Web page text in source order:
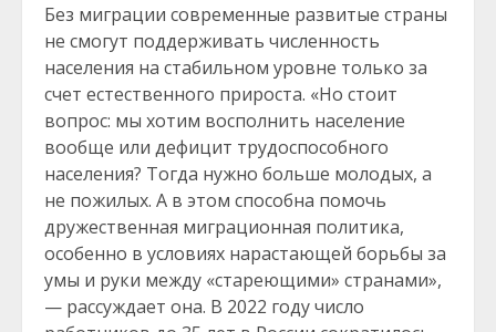
Без миграции современные развитые страны
не смогут поддерживать численность
населения на стабильном уровне только за
счет естественного прироста. «Но стоит
вопрос: мы хотим восполнить население
вообще или дефицит трудоспособного
населения? Тогда нужно больше молодых, а
не пожилых. А в этом способна помочь
дружественная миграционная политика,
особенно в условиях нарастающей борьбы за
умы и руки между «стареющими» странами»,
— рассуждает она. В 2022 году число